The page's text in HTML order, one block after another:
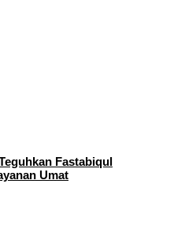
Fastabiqul
Umat